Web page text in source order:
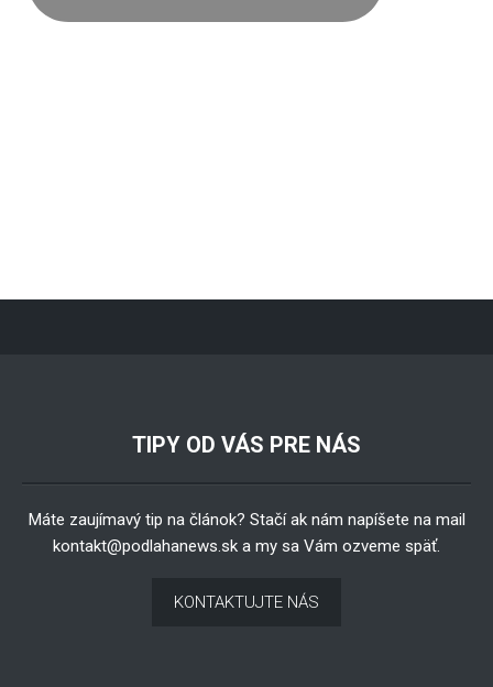
TIPY OD VÁS PRE NÁS
Máte zaujímavý tip na článok? Stačí ak nám napíšete na mail
kontakt@podlahanews.sk a my sa Vám ozveme späť.
KONTAKTUJTE NÁS